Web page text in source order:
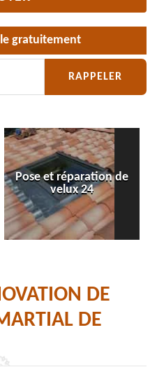
gratuitement
Pose et réparation de
velux 24
DE
DE